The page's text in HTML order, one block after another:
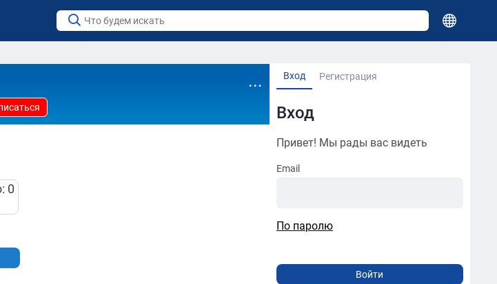
Вход Регистрация
Вход
Привет! Мы рады вас видеть
Email
По паролю
...
0